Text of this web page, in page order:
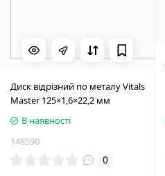
Диск відрізний по металу Vitals
Master 125×1,6×22,2 мм
В наявності
148590
0